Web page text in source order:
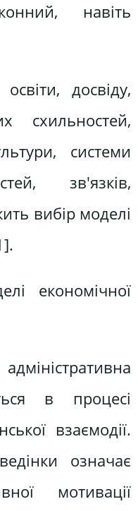
навіть
досвіду,
схильностей,
системи
зв'язків,
вибір моделі
економічної
в процесі
взаємодії.
означає
мотивації